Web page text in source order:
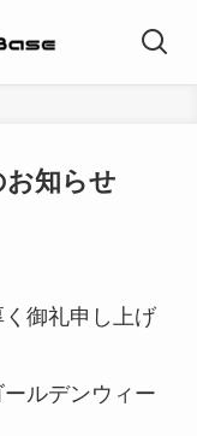
お知らせ
御礼申し上げ
ルデンウィー